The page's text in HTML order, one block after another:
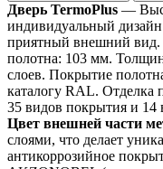
Дверь TermoPlus —
индивидуальный
приятный внешний вид.
полотна: 103 мм.
слоев. Покрытие
каталогу RAL. Отделка
35 видов покрытия и 14
Цвет внешней части
слоями, что делает
антикоррозийное